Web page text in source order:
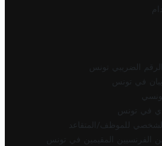
الضريبي تونس
في تونس
في تونس
للموظف/المتقاعد
الفرنسيين المقيمين في تونس